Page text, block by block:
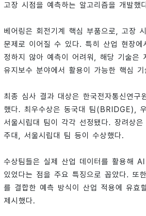
고장 시점을 예측하는 알고리즘을 개발했
베어링은 회전기계 핵심 부품으로, 고장
문제로 이어질 수 있다. 특히 산업 현장에
정하지 않아 예측이 어려워, 해당 기술은
유지보수 분야에서 활용이 가능한 핵심 기
최종 심사 결과 대상은 한국전자통신연
했다. 최우수상은 동국대 팀(BRIDGE), 우
서울시립대 팀이 각각 선정됐다. 장려상
주대, 서울시립대 팀 등이 수상했다.
수상팀들은 실제 산업 데이터를 활용해
있었다는 점을 주요 특징으로 꼽았다. 또
를 결합한 예측 방식이 산업 적용에 유효
제시했다.